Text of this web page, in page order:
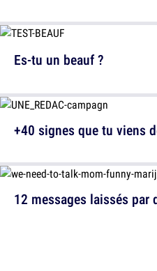
12 messages laissés par
Es-tu un beauf ?
+40 signes que tu viens